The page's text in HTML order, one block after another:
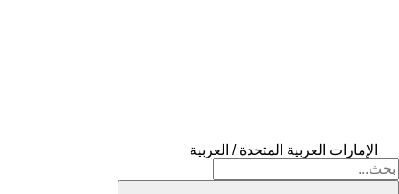
الإمارات العربية المتحدة / العربية